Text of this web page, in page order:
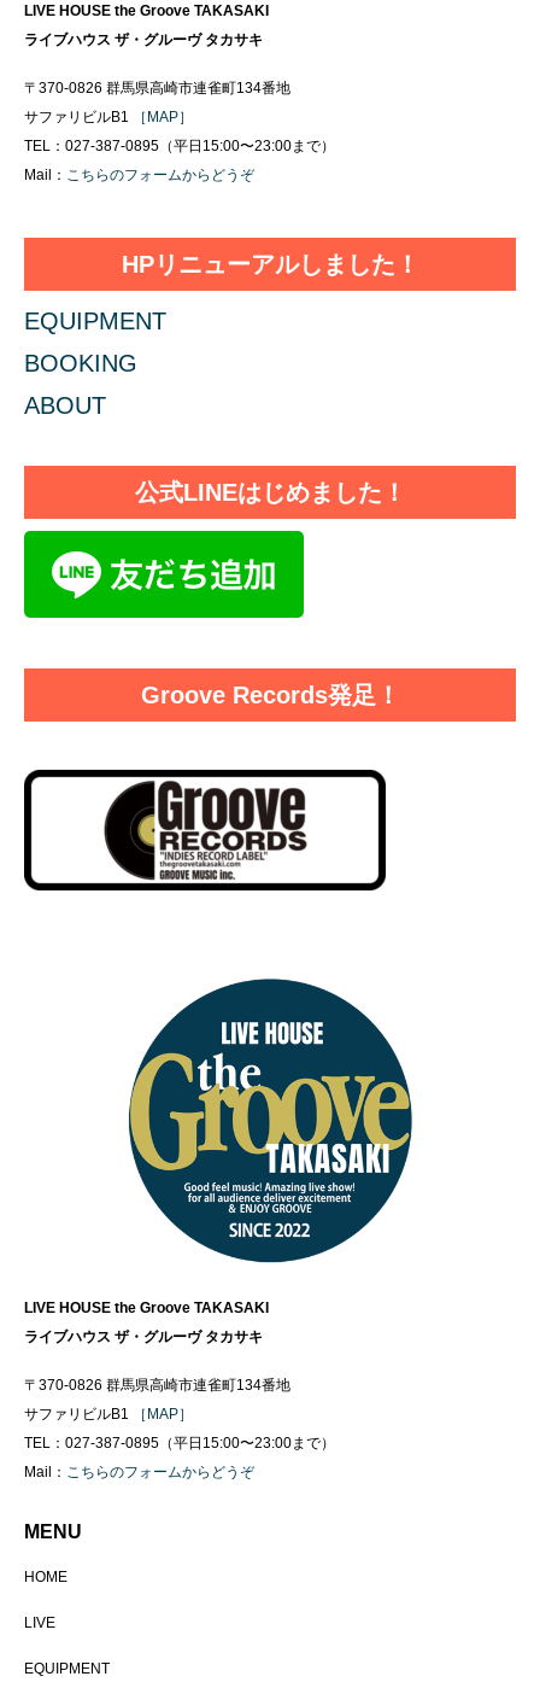
LIVE HOUSE the Groove TAKASAKI
ライブハウス ザ・グルーヴ タカサキ
〒370-0826 群馬県高崎市連雀町134番地
サファリビルB1
［MAP］
TEL：027-387-0895（平日15:00〜23:00まで）
Mail： こちらのフォームからどうぞ
HPリニューアルしました！
EQUIPMENT
BOOKING
ABOUT
公式LINEはじめました！
Groove Records発足！
LIVE HOUSE the Groove TAKASAKI
ライブハウス ザ・グルーヴ タカサキ
〒370-0826 群馬県高崎市連雀町134番地
サファリビルB1
［MAP］
TEL：027-387-0895（平日15:00〜23:00まで）
Mail： こちらのフォームからどうぞ
MENU
HOME
LIVE
EQUIPMENT